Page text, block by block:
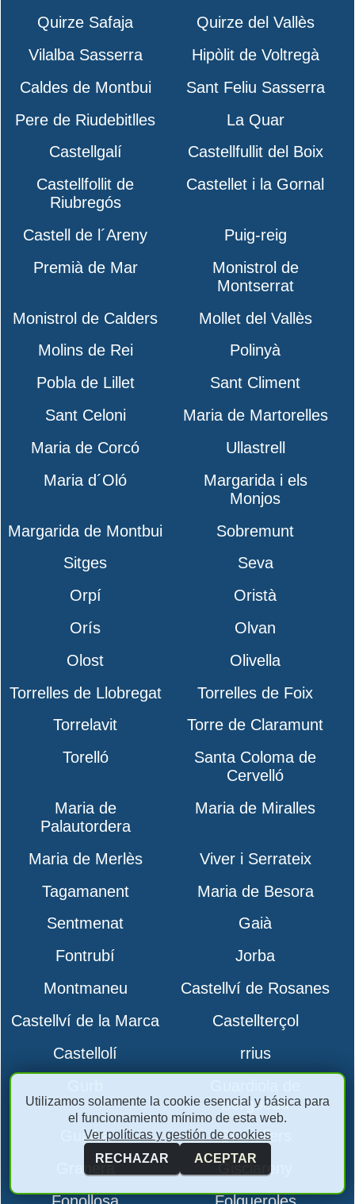
Quirze Safaja
Quirze del Vallès
Vilalba Sasserra
Hipòlit de Voltregà
Caldes de Montbui
Sant Feliu Sasserra
Pere de Riudebitlles
La Quar
Castellgalí
Castellfullit del Boix
Castellfollit de
Riubregós
Castellet i la Gornal
Castell de l´Areny
Puig-reig
Premià de Mar
Monistrol de
Montserrat
Monistrol de Calders
Mollet del Vallès
Molins de Rei
Polinyà
Pobla de Lillet
Sant Climent
Sant Celoni
Maria de Martorelles
Maria de Corcó
Ullastrell
Maria d´Oló
Margarida i els
Monjos
Margarida de Montbui
Sobremunt
Sitges
Seva
Orpí
Oristà
Orís
Olvan
Olost
Olivella
Torrelles de Llobregat
Torrelles de Foix
Torrelavit
Torre de Claramunt
Torelló
Santa Coloma de
Cervelló
Maria de
Palautordera
Maria de Miralles
Maria de Merlès
Viver i Serrateix
Tagamanent
Maria de Besora
Sentmenat
Gaià
Fontrubí
Jorba
Montmaneu
Castellví de Rosanes
Castellví de la Marca
Castellterçol
Castellolí
rrius
Berguedà
Gualba
Granollers
Granera
Gisclareny
Utilizamos solamente la cookie esencial y básica para
el funcionamiento mínimo de esta web.
Ver políticas y gestión de cookies
RECHAZAR
ACEPTAR